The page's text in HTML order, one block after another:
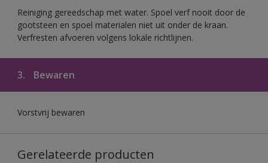
Reiniging gereedschap met water. Spoel verf nooit door de
gootsteen en spoel materialen niet uit onder de kraan.
Verfresten afvoeren volgens lokale richtlijnen.
3. Bewaren
Vorstvrij bewaren
Gerelateerde producten